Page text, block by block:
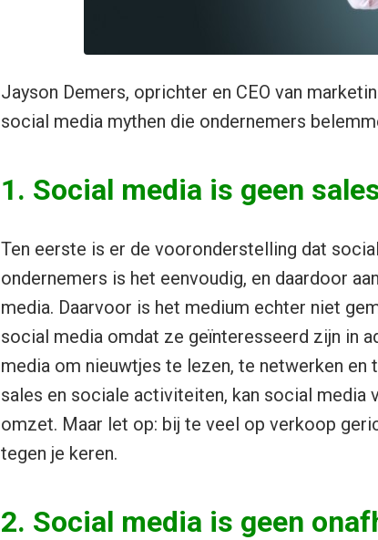
Jayson Demers, oprichter en CEO van
social media mythen die ondernemers
1. Social media is geen
Ten eerste is er de vooronderstelling dat
ondernemers is het eenvoudig, en daardoor
media. Daarvoor is het medium echter niet
social media omdat ze geïnteresseerd zijn in
media om nieuwtjes te lezen, te netwerken en
sales en sociale activiteiten, kan social
omzet. Maar let op: bij te veel op verkoop
tegen je keren.
2. Social media is geen